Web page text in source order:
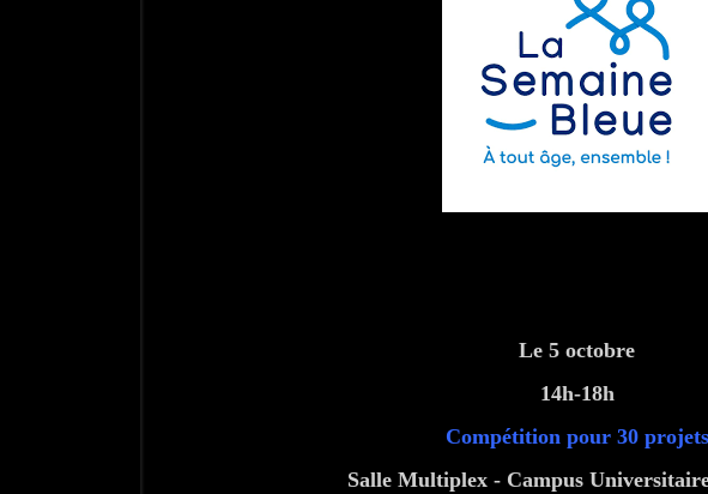
Le 5 octobre
14h-18h
Compétition pour 30 projets
Salle Multiplex - Campus